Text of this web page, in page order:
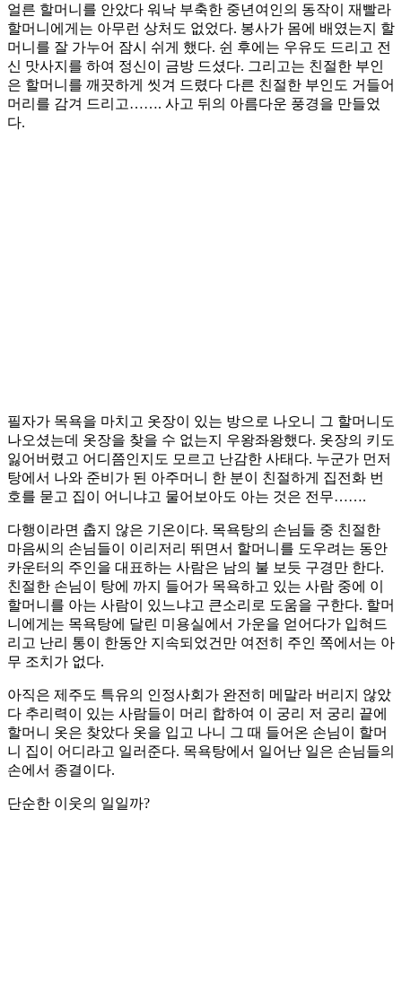
얼른 할머니를 안았다 워낙 부축한 중년여인의 동작이 재빨라
할머니에게는 아무런 상처도 없었다. 봉사가 몸에 배였는지 할
머니를 잘 가누어 잠시 쉬게 했다. 쉰 후에는 우유도 드리고 전
신 맛사지를 하여 정신이 금방 드셨다. 그리고는 친절한 부인
은 할머니를 깨끗하게 씻겨 드렸다 다른 친절한 부인도 거들어
머리를 감겨 드리고……. 사고 뒤의 아름다운 풍경을 만들었
다.
필자가 목욕을 마치고 옷장이 있는 방으로 나오니 그 할머니도
나오셨는데 옷장을 찾을 수 없는지 우왕좌왕했다. 옷장의 키도
잃어버렸고 어디쯤인지도 모르고 난감한 사태다. 누군가 먼저
탕에서 나와 준비가 된 아주머니 한 분이 친절하게 집전화 번
호를 묻고 집이 어니냐고 물어보아도 아는 것은 전무…….
다행이라면 춥지 않은 기온이다. 목욕탕의 손님들 중 친절한
마음씨의 손님들이 이리저리 뛰면서 할머니를 도우려는 동안
카운터의 주인을 대표하는 사람은 남의 불 보듯 구경만 한다.
친절한 손님이 탕에 까지 들어가 목욕하고 있는 사람 중에 이
할머니를 아는 사람이 있느냐고 큰소리로 도움을 구한다. 할머
니에게는 목욕탕에 달린 미용실에서 가운을 얻어다가 입혀드
리고 난리 통이 한동안 지속되었건만 여전히 주인 쪽에서는 아
무 조치가 없다.
아직은 제주도 특유의 인정사회가 완전히 메말라 버리지 않았
다 추리력이 있는 사람들이 머리 합하여 이 궁리 저 궁리 끝에
할머니 옷은 찾았다 옷을 입고 나니 그 때 들어온 손님이 할머
니 집이 어디라고 일러준다. 목욕탕에서 일어난 일은 손님들의
손에서 종결이다.
단순한 이웃의 일일까?